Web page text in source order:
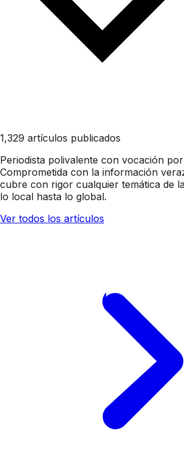
1,329 artículos publicados
Periodista polivalente con vocación
Comprometida con la información
cubre con rigor cualquier temática de
lo local hasta lo global.
Ver todos los artículos